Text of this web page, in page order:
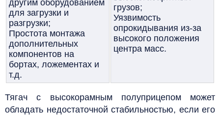
другим оборудованием
для загрузки и
разгрузки;
Простота монтажа
дополнительных
компонентов на
бортах, ложементах и
т.д.
грузов;
Уязвимость
опрокидывания из-за
высокого положения
центра масс.
Тягач с высокорамным полуприцепом может
обладать недостаточной стабильностью, если его